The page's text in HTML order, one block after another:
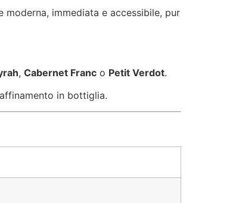
immediata e accessibile, pur
, Cabernet Franc o Petit Verdot.
in bottiglia.